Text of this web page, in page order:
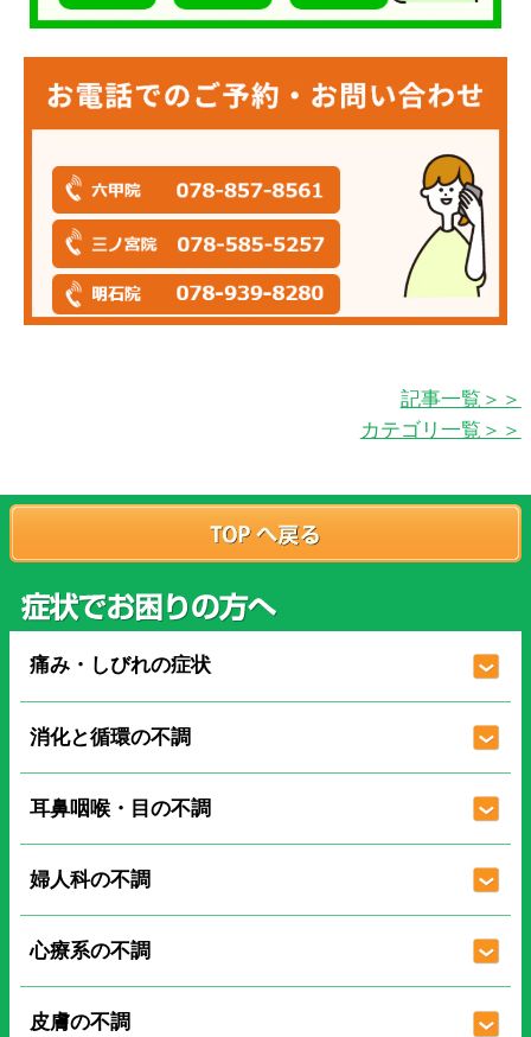
記事一覧＞＞
カテゴリ一覧＞＞
痛み・しびれの症状
消化と循環の不調
耳鼻咽喉・目の不調
婦人科の不調
心療系の不調
皮膚の不調